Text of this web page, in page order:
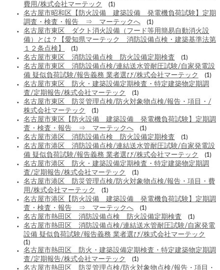
費用/株式会社マーテック
(1)
名古屋市昭和区【防火設備 建築設備 発電機負荷試験】定期
調査・検査・報告 ⇒ マーテックへ
(1)
名古屋市東区 ダクト消火設備（フード等用簡易自動消火設
備）とは？【愛知県マーテック 消防設備点検・建築基準法第
１２条点検】
(1)
名古屋市東区 消防設備点検 防火設備定期検査 (1)
名古屋市東区 消防設備点検/連結送水管耐圧試験/自家発電設
備 疑似負荷試験/報告義務 業者選び/株式会社マーテック
(1)
名古屋市東区 防火・建築設備定期検査・特定建築物定期調
査/定期報告/株式会社マーテック
(1)
名古屋市東区 防災管理点検/防火対象物点検/報告・項目・/
株式会社マーテック
(1)
名古屋市東区【防火設備 建築設備 発電機負荷試験】定期調
査・検査・報告 ⇒ マーテックへ
(1)
名古屋市港区 消防設備点検 防火設備定期検査 (1)
名古屋市港区 消防設備点検/連結送水管耐圧試験/自家発電設
備 疑似負荷試験/報告義務 業者選び/株式会社マーテック
(1)
名古屋市港区 防火・建築設備定期検査・特定建築物定期調
査/定期報告/株式会社マーテック
(1)
名古屋市港区 防災管理点検/防火対象物点検/報告・項目・費
用/株式会社マーテック
(1)
名古屋市港区【防火設備 建築設備 発電機負荷試験】定期調
査・検査・報告 ⇒ マーテックへ
(1)
名古屋市熱田区 消防設備点検 防火設備定期検査 (1)
名古屋市熱田区 消防設備点検/連結送水管耐圧試験/自家発電
設備 疑似負荷試験/報告義務 業者選び/株式会社マーテック
(1)
名古屋市熱田区 防火・建築設備定期検査・特定建築物定期調
査/定期報告/株式会社マーテック
(1)
名古屋市熱田区 防災管理点検/防火対象物点検/報告・項目・